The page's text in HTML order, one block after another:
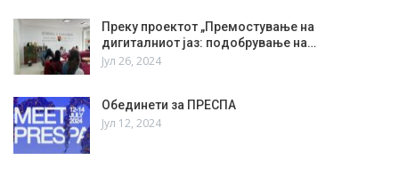
Преку проектот „Премостување на
дигиталниот јаз: подобрување на…
Јул 26, 2024
Обединети за ПРЕСПА
Јул 12, 2024